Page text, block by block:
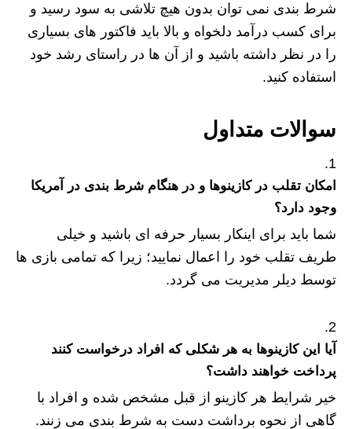
شرط بندی نمی توان بدون هیچ تلاشی به سود رسید و
برای کسب درآمد دلخواه و بالا باید فاکتور های بسیاری
را در نظر داشته باشید و از آن ها در راستای رشد خود
استفاده کنید.
سوالات متداول
امکان تقلب در کازینوها و در هنگام شرط بندی در آمریکا
وجود دارد؟
شما باید برای اینکار بسیار حرفه ای باشید و خیلی
طریف تقلب خود را اعمال نمایید؛ زیرا که تمامی بازی ها
توسط دیلر مدیریت می گردد.
آیا این کازینوها به هر شکلی که افراد درخواست کنند
پرداخت خواهند داشت؟
خیر شرایط هر کازینو از قبل مشخص شده و افراد با
گاهی از نحوه برداشت دست به شرط بندی می زنند.